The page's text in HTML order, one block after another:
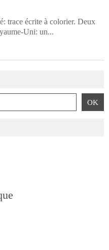
trace écrite à colorier. Deux
Uni: un...